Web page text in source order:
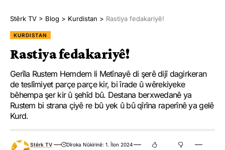
Stêrk TV > Blog > Kurdistan > Rastiya fedakariyê!
KURDISTAN
Rastiya fedakariyê!
Gerîla Rustem Hemdem li Metînayê di şerê dijî dagirkeran
de teslîmiyet parçe parçe kir, bi îrade û wêrekiyeke
bêhempa şer kir û şehîd bû. Destana berxwedanê ya
Rustem bi strana çiyê re bû yek û bû qîrîna raperînê ya gelê
Kurd.
Stêrk TV
Dîroka Nûkirinê: 1. Îlon 2024